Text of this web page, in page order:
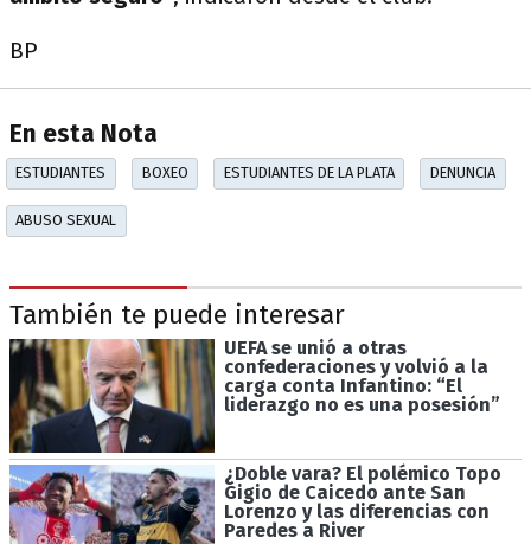
BP
En esta Nota
ESTUDIANTES BOXEO ESTUDIANTES DE LA PLATA DENUNCIA
ABUSO SEXUAL
También te puede interesar
UEFA se unió a otras
confederaciones y volvió a la
carga conta Infantino: “El
liderazgo no es una posesión”
¿Doble vara? El polémico Topo
Gigio de Caicedo ante San
Lorenzo y las diferencias con
Paredes a River